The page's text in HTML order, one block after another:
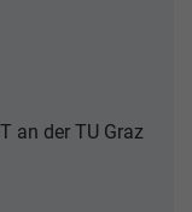
an der TU Graz